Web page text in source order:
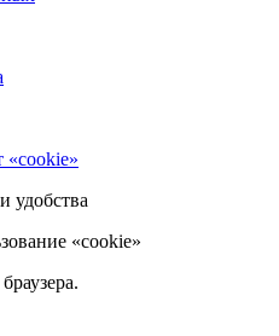
удобства
«cookie»